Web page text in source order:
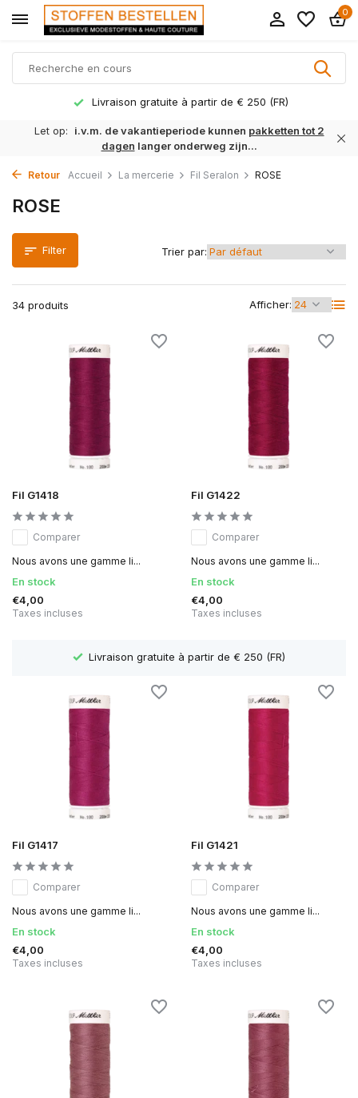
0
gratuite à partir de € 250 (FR)
Let op: i.v.m. de vakantieperiode kunnen pakketten tot 2
dagen langer onderweg zijn...
Retour Accueil La mercerie Fil Seralon ROSE
ROSE
Filter
34 produits Afficher:
Trier par:
Fil G1418
Comparer
Nous avons une gamme li...
En stock
€4,00
Taxes incluses
Fil G1422
Comparer
Nous avons une gamme li...
En stock
€4,00
Taxes incluses
Délai de livraison 1 à 3 jours ouvrables
Fil G1417
Comparer
Nous avons une gamme li...
En stock
€4,00
Taxes incluses
Fil G1421
Comparer
Nous avons une gamme li...
En stock
€4,00
Taxes incluses